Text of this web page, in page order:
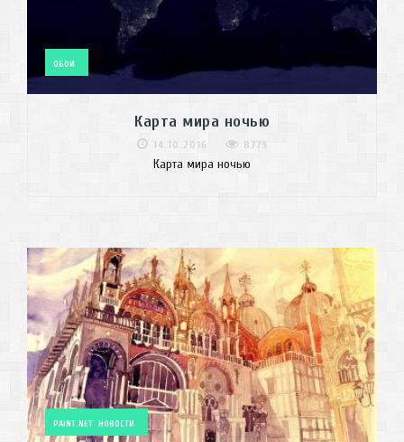
ОБОИ
Карта мира ночью
14.10.2016 8779
Карта мира ночью
PAINT.NET НОВОСТИ